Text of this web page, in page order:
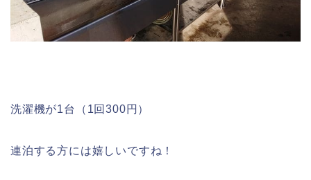
洗濯機が1台（1回300円）
連泊する方には嬉しいですね！